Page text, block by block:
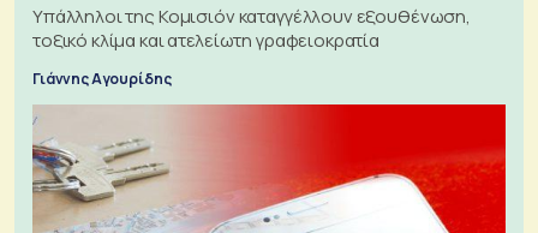
Υπάλληλοι της Κομισιόν καταγγέλλουν εξουθένωση,
τοξικό κλίμα και ατελείωτη γραφειοκρατία
Γιάννης Αγουρίδης